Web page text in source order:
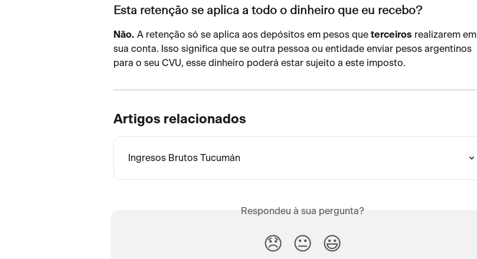
Esta retenção se aplica a todo o dinheiro que eu recebo?
Não. A retenção só se aplica aos depósitos em pesos que terceiros realizarem em
sua conta. Isso significa que se outra pessoa ou entidade enviar pesos argentinos
para o seu CVU, esse dinheiro poderá estar sujeito a este imposto.
Artigos relacionados
Ingresos Brutos Tucumán
Respondeu à sua pergunta?
😞 😐 😃